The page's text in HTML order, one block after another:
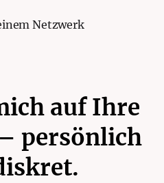
Netzwerk
auf Ihre
persönlich